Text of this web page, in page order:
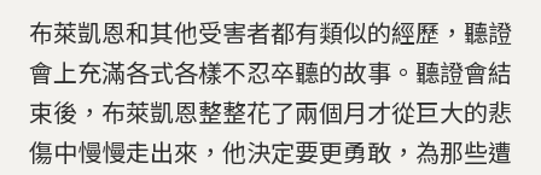
布萊凱恩和其他受害者都有類似的經歷，聽證
會上充滿各式各樣不忍卒聽的故事。聽證會結
束後，布萊凱恩整整花了兩個月才從巨大的悲
傷中慢慢走出來，他決定要更勇敢，為那些遭